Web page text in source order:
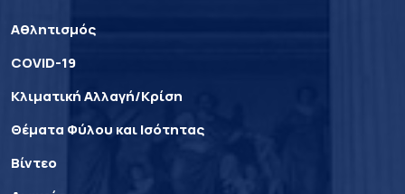
Αθλητισμός
COVID-19
Κλιματική Αλλαγή/Κρίση
Θέματα Φύλου και Ισότητας
Βίντεο